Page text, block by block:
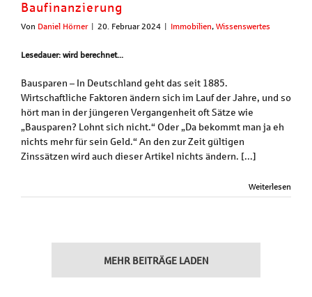
Baufinanzierung
Von Daniel Hörner | 20. Februar 2024 | Immobilien, Wissenswertes
Lesedauer: wird berechnet...
Bausparen – In Deutschland geht das seit 1885.
Wirtschaftliche Faktoren ändern sich im Lauf der Jahre, und so
hört man in der jüngeren Vergangenheit oft Sätze wie
„Bausparen? Lohnt sich nicht.“ Oder „Da bekommt man ja eh
nichts mehr für sein Geld.“ An den zur Zeit gültigen
Zinssätzen wird auch dieser Artikel nichts ändern. [...]
Weiterlesen
MEHR BEITRÄGE LADEN